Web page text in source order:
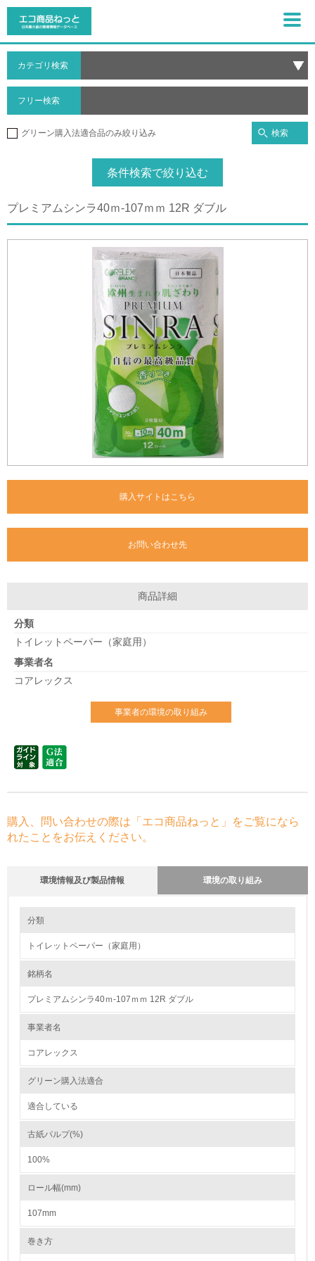
カテゴリ検索
フリー検索
グリーン購入法適合品のみ絞り込み 検索
条件検索で絞り込む
プレミアムシンラ40ｍ-107ｍｍ 12R ダブル
購入サイトはこちら
お問い合わせ先
商品詳細
分類
トイレットペーパー（家庭用）
事業者名
コアレックス
事業者の環境の取り組み
購入、問い合わせの際は「エコ商品ねっと」をご覧になら
れたことをお伝えください。
環境情報及び製品情報 環境の取り組み
1.環境取り組み体制
分類
トイレットペーパー（家庭用）
銘柄名
プレミアムシンラ40ｍ-107ｍｍ 12R ダブル
事業者名
コアレックス
グリーン購入法適合
適合している
古紙パルプ(%)
100%
ロール幅(mm)
107mm
巻き方